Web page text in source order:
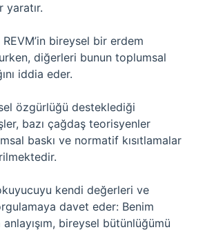
yaratır.
bireysel bir erdem
diğerleri bunun toplumsal
iddia eder.
özgürlüğü desteklediği
bazı çağdaş teorisyenler
baskı ve normatif kısıtlamalar
kendi değerleri ve
davet eder: Benim
bireysel bütünlüğümü